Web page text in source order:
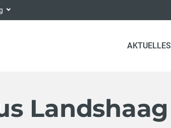
AKTUELLES
Landshaag